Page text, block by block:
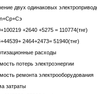
двух одинаковых
+2640 +5275 = 110774(тнг)
2464+2473= 51940(тнг)
расходы
потерь электроэнергии
ремонта электрооборудования
затраты